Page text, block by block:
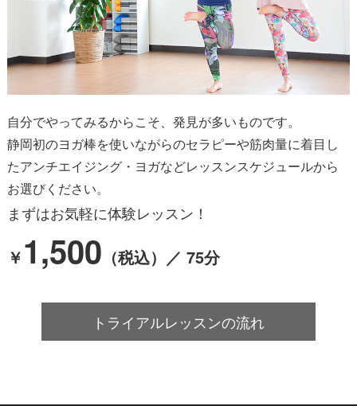
自分でやってみるからこそ、発見が多いものです。
静岡初のヨガ棒を使いながらのセラピーや筋肉量に着目し
たアンチエイジング・ヨガなどレッスンスケジュールから
お選びください。
まずはお気軽に体験レッスン！
￥1,500 （税込）／ 75分
トライアルレッスンの流れ